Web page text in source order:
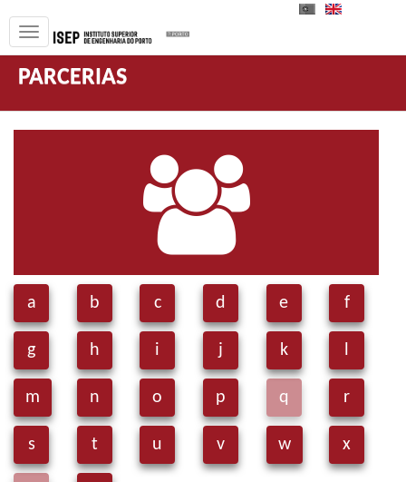
PT
PARCERIAS
a b c d e f
g h i j k l
m n o p q r
s t u v w x